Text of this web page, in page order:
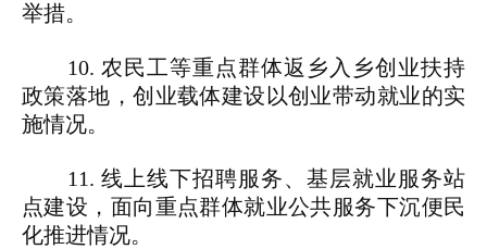
举措。
10. 农民工等重点群体返乡入乡创业扶持
政策落地，创业载体建设以创业带动就业的实
施情况。
11. 线上线下招聘服务、基层就业服务站
点建设，面向重点群体就业公共服务下沉便民
化推进情况。